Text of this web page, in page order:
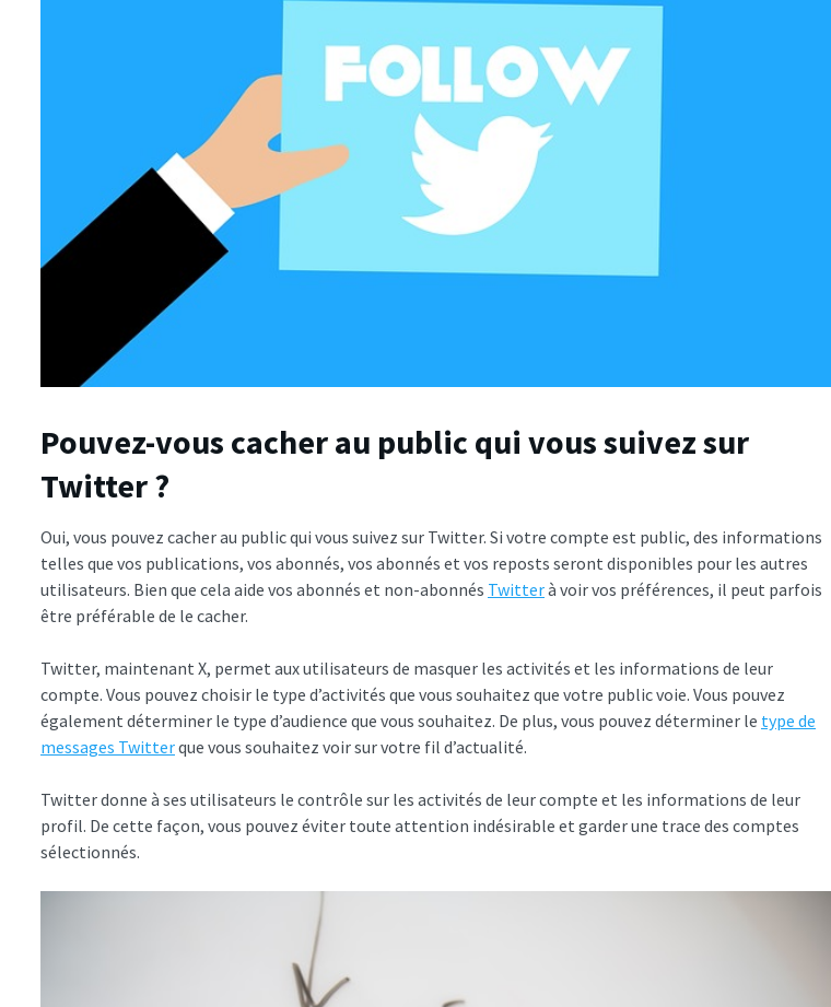
Pouvez-vous cacher au public qui vous suivez sur
Twitter ?
Oui, vous pouvez cacher au public qui vous suivez sur Twitter. Si votre compte est public, des informations
telles que vos publications, vos abonnés, vos abonnés et vos reposts seront disponibles pour les autres
utilisateurs. Bien que cela aide vos abonnés et non-abonnés Twitterà voir vos préférences, il peut parfois
être préférable de le cacher.
Twitter, maintenant X, permet aux utilisateurs de masquer les activités et les informations de leur
compte. Vous pouvez choisir le type d’activités que vous souhaitez que votre public voie. Vous pouvez
également déterminer le type d’audience que vous souhaitez. De plus, vous pouvez déterminer le type de
messages Twitterque vous souhaitez voir sur votre fil d’actualité.
Twitter donne à ses utilisateurs le contrôle sur les activités de leur compte et les informations de leur
profil. De cette façon, vous pouvez éviter toute attention indésirable et garder une trace des comptes
sélectionnés.